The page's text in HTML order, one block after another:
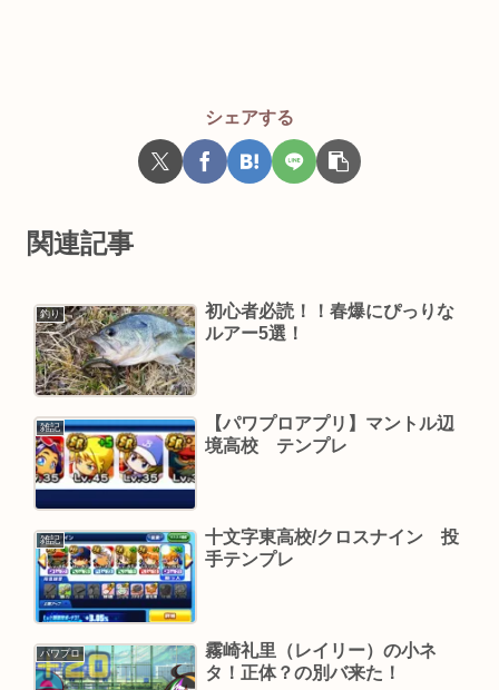
シェアする
関連記事
釣り
初心者必読！！春爆にぴっりな
ルアー5選！
雑記
【パワプロアプリ】マントル辺
境高校 テンプレ
雑記
十文字東高校/クロスナイン 投
手テンプレ
パワプロ
霧崎礼里（レイリー）の小ネ
タ！正体？の別バ来た！